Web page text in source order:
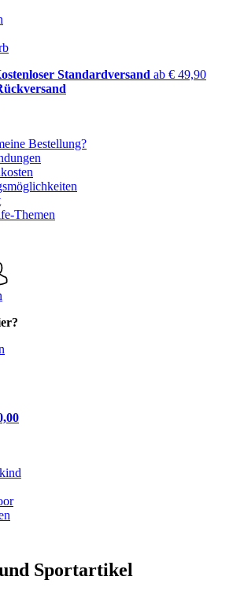
Standardversand ab € 49,90
Bestellung?
Themen
Sportartikel